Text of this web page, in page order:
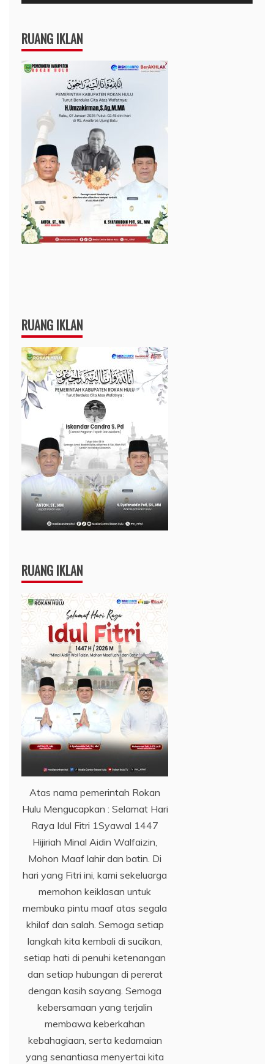
RUANG IKLAN
RUANG IKLAN
RUANG IKLAN
Atas nama pemerintah Rokan
Hulu Mengucapkan : Selamat Hari
Raya Idul Fitri 1Syawal 1447
Hijiriah Minal Aidin Walfaizin,
Mohon Maaf lahir dan batin. Di
hari yang Fitri ini, kami sekeluarga
memohon keiklasan untuk
membuka pintu maaf atas segala
khilaf dan salah. Semoga setiap
langkah kita kembali di sucikan,
setiap hati di penuhi ketenangan
dan setiap hubungan di pererat
dengan kasih sayang. Semoga
kebersamaan yang terjalin
membawa keberkahan
kebahagiaan, serta kedamaian
yang senantiasa menyertai kita